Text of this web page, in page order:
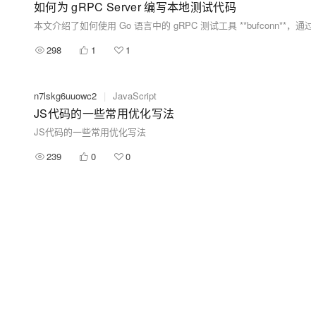
如何为 gRPC Server 编写本地测试代码
298
1 1
n7lskg6uuowc2 | JavaScript
JS代码的一些常用优化写法
JS代码的一些常用优化写法
239
0 0